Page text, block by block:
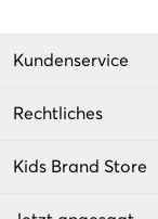
Kundenservice
Rechtliches
Kids Brand Store